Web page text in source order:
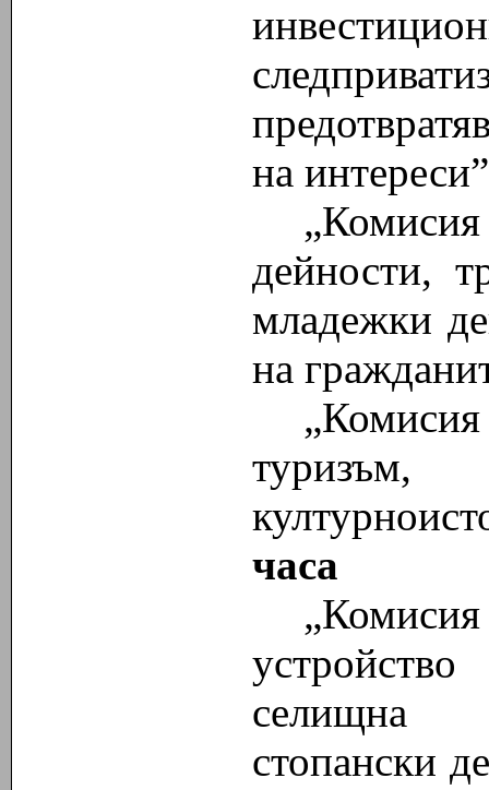
на
дейности,
младежки
на
часа
селищна
стопански